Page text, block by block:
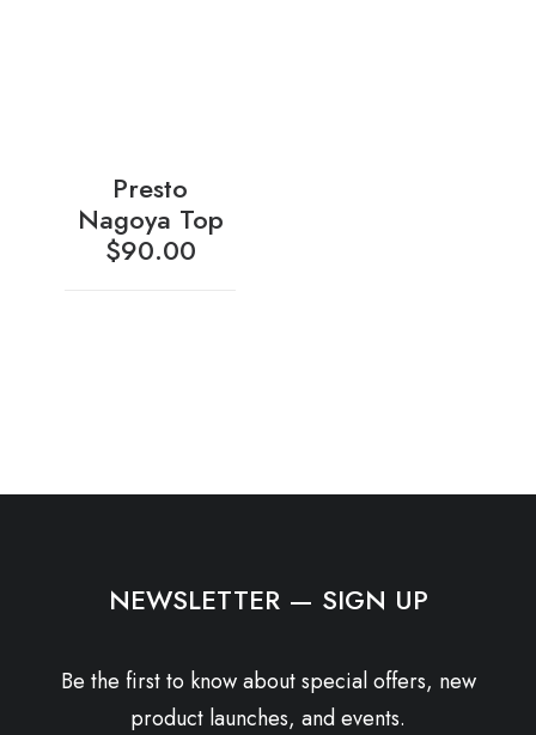
Presto
Nagoya Top
$90.00
NEWSLETTER — SIGN UP
Be the first to know about special offers, new
product launches, and events.